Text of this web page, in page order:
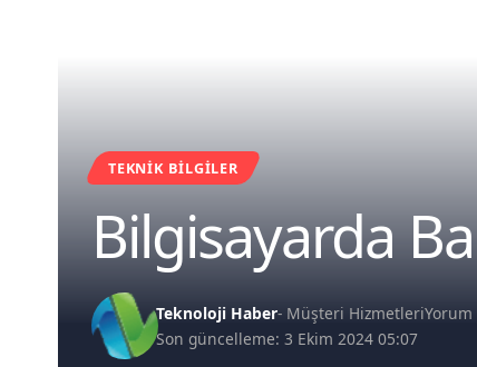
TEKNIK BILGILER
Bilgisayarda
Son güncelleme: 3 Ekim 2024 05:07
Teknoloji Haber- Müşteri HizmetleriYorum